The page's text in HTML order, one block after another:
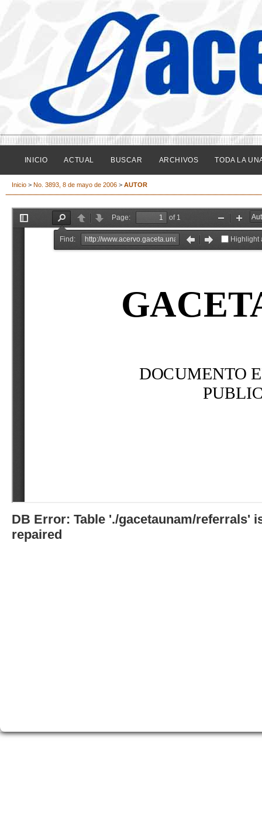
INICIO ACTUAL BUSCAR ARCHIVOS TODA LA
Inicio > No. 3893, 8 de mayo de 2006 > AUTOR
DB Error: Table './gacetaunam/referrals'
repaired